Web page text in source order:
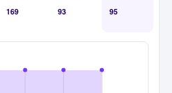
169 93 95